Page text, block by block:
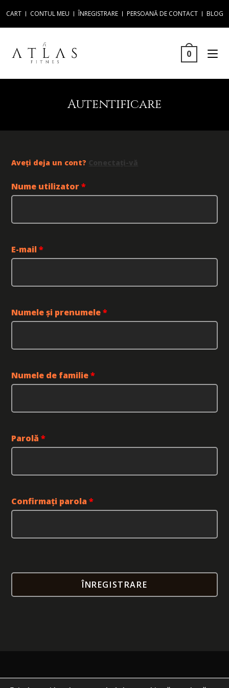
CART CONTUL MEU ÎNREGISTRARE PERSOANĂ DE CONTACT BLOG
0
Autentificare
Aveți deja un cont? Conectați-vă
Nume utilizator*
E-mail*
Numele și prenumele*
Numele de familie*
Parolă*
Confirmați parola*